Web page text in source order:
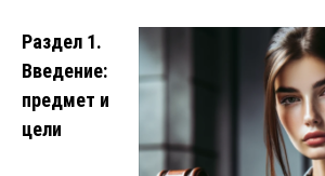
Раздел 1.
Введение:
предмет и
цели